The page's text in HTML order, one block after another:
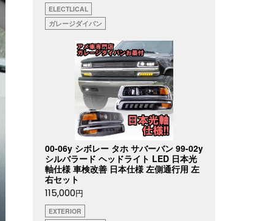
ELECTLICAL
ガレージダイバン
00-06y シボレー タホ サバーバン 99-02y
シルバラード ヘッドライト LED 日本光
軸仕様 車検改善 日本仕様 左側通行用 左
右セット
115,000円
EXTERIOR